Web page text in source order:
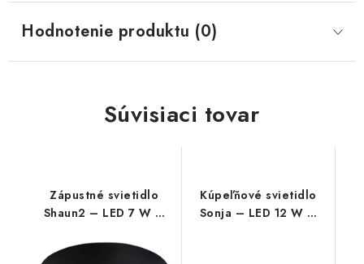
Hodnotenie produktu (0)
Súvisiaci tovar
Zápustné svietidlo
Shaun2 – LED 7 W –
Kúpeľňové svietidlo
Sonja – LED 12 W –